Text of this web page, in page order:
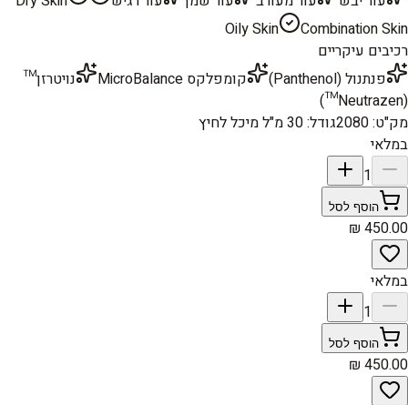
Oily Skin
Combination Skin
רכיבים עיקריים
פנתנול (Panthenol)
קומפלקס MicroBalance
נויטרזן™
(Neutrazen™)
מק"ט:
2080גודל:30 מ"ל מיכל לחיץ
במלאי
1
הוסף לסל
במלאי
1
הוסף לסל